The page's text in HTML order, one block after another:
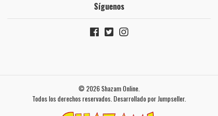
Síguenos
© 2026 Shazam Online.
Todos los derechos reservados. Desarrollado por Jumpseller.